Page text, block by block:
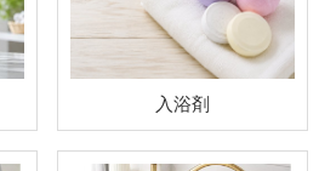
入浴剤